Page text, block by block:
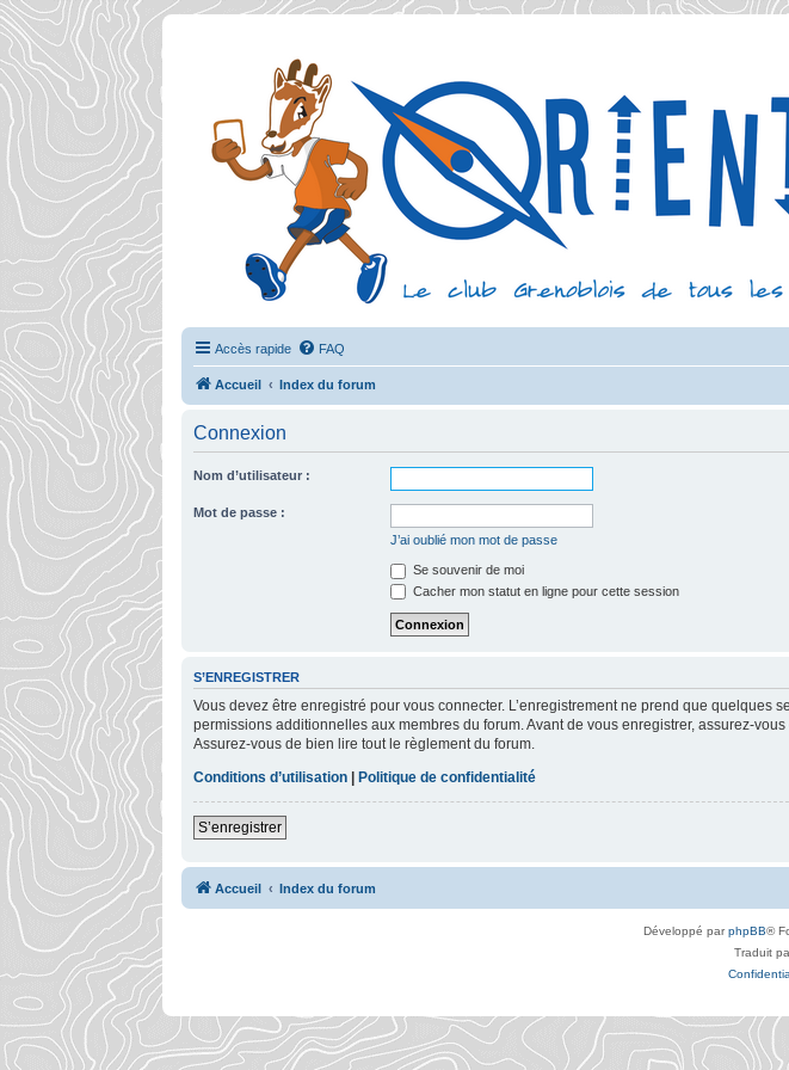
Accès rapide FAQ
Accueil Index du forum
Connexion
Nom d’utilisateur :
Mot de passe :
J’ai oublié mon mot de passe
Se souvenir de moi
Cacher mon statut en ligne pour cette session
S’ENREGISTRER
Vous devez être enregistré pour vous connecter. L’enregistrement ne prend que
permissions additionnelles aux membres du forum. Avant de vous enregistrer, assurez-
Assurez-vous de bien lire tout le règlement du forum.
Conditions d’utilisation | Politique de confidentialité
S’enregistrer
Accueil Index du forum
Développé parphpBB®
Traduit